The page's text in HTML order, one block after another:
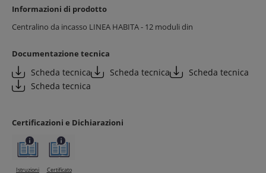
Informazioni di prodotto
Centralino da incasso LINEA HABITA - 12 moduli din
Documentazione tecnica
Scheda tecnica Scheda tecnica
Scheda tecnica
Scheda tecnica
Certificazioni e Dichiarazioni
Istruzioni
Certificato